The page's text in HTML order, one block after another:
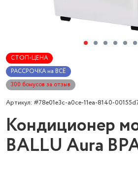
СТОП-ЦЕНА
РАССРОЧКА на ВСЁ
300 бонусов за отзыв
Артикул: #78e01e3c-a0ce-11ea-8140-
Кондиционер
BALLU Aura